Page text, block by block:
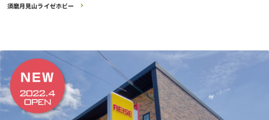
須磨月見山ライゼホビー